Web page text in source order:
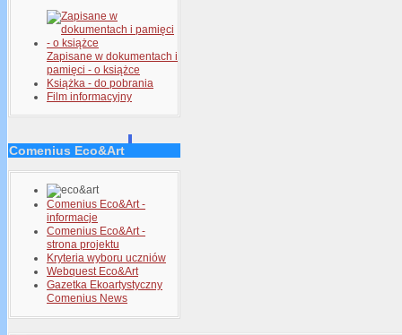
Zapisane w dokumentach i
pamięci - o książce
Książka - do pobrania
Film informacyjny
Comenius Eco&Art
Comenius Eco&Art -
informacje
Comenius Eco&Art -
strona projektu
Kryteria wyboru uczniów
Webquest Eco&Art
Gazetka Ekoartystyczny
Comenius News